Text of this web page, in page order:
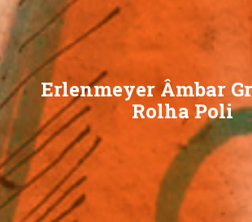
Erlenmeyer Âmbar
Rolha Poli